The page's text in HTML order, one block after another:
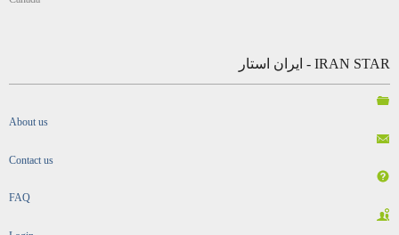
IRAN STAR - ایران استار
About us
Contact us
FAQ